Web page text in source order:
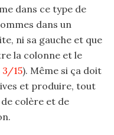
dans ce type de
dans un
ni sa gauche et que
la colonne et le
3/15). Même si ça doit
et produire, tout
de colère et de